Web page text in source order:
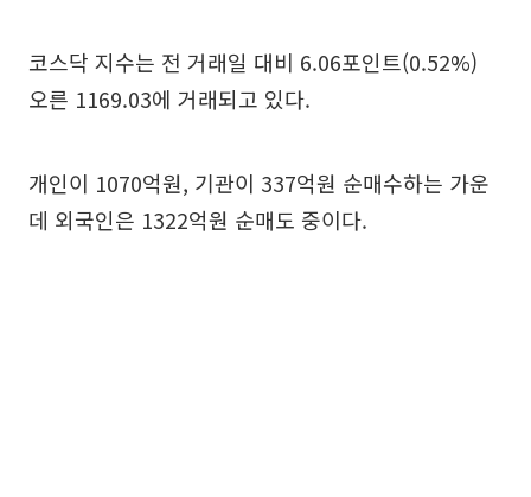
코스닥 지수는 전 거래일 대비 6.06포인트(0.52%)
오른 1169.03에 거래되고 있다.
개인이 1070억원, 기관이 337억원 순매수하는 가운
데 외국인은 1322억원 순매도 중이다.